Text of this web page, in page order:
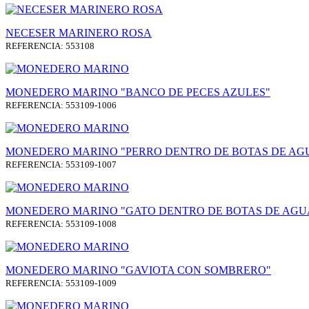
NECESER MARINERO ROSA
REFERENCIA: 553108
MONEDERO MARINO "BANCO DE PECES AZULES"
REFERENCIA: 553109-1006
MONEDERO MARINO "PERRO DENTRO DE BOTAS DE
REFERENCIA: 553109-1007
MONEDERO MARINO "GATO DENTRO DE BOTAS DE
REFERENCIA: 553109-1008
MONEDERO MARINO "GAVIOTA CON SOMBRERO"
REFERENCIA: 553109-1009